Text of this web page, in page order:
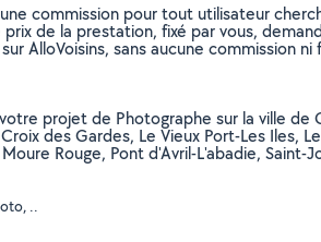
commission pour tout utilisateur
de la prestation, fixé par vous,
AlloVoisins, sans aucune commission ni
projet de Photographe sur la ville de
des Gardes, Le Vieux Port-Les Iles,
Rouge, Pont d'Avril-L'abadie,
..